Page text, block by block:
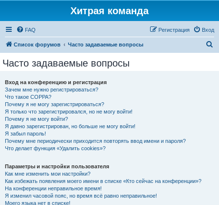
Хитрая команда
FAQ Вход
Регистрация
Список форумов Часто задаваемые вопросы
Часто задаваемые вопросы
Вход на конференцию и регистрация
Зачем мне нужно регистрироваться?
Что такое COPPA?
Почему я не могу зарегистрироваться?
Я только что зарегистрировался, но не могу войти!
Почему я не могу войти?
Я давно зарегистрирован, но больше не могу войти!
Я забыл пароль!
Почему мне периодически приходится повторять ввод имени и пароля?
Что делает функция «Удалить cookies»?
Параметры и настройки пользователя
Как мне изменить мои настройки?
Как избежать появления моего имени в списке «Кто сейчас на конференции»?
На конференции неправильное время!
Я изменил часовой пояс, но время всё равно неправильное!
Моего языка нет в списке!